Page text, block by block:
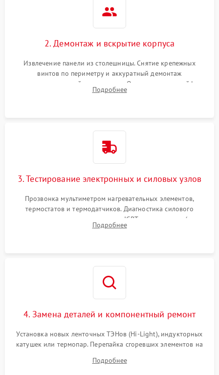
2. Демонтаж и вскрытие корпуса
Извлечение панели из столешницы. Снятие крепежных
винтов по периметру и аккуратный демонтаж
стеклокерамической поверхности. Отсоединение шлейфов
сенсорного блока для доступа к силовым платам, катушкам
Подробнее
3. Тестирование электронных и силовых узлов
Прозвонка мультиметром нагревательных элементов,
термостатов и термодатчиков. Диагностика силового
модуля, реле, диодных мостов и IGBT-транзисторов (для
индукции). Проверка кранов и газ-контроля (для газовых
Подробнее
4. Замена деталей и компонентный ремонт
Установка новых ленточных ТЭНов (Hi-Light), индукторных
катушек или термопар. Перепайка сгоревших элементов на
дорожек. Очистка контактов и замена поврежденной
Подробнее